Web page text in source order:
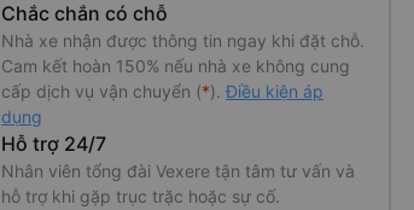
Chắc chắn có chỗ
Nhà xe nhận được thông tin ngay khi đặt chỗ.
Cam kết hoàn 150% nếu nhà xe không cung
cấp dịch vụ vận chuyển (*). Điều kiện áp
dụng
Hỗ trợ 24/7
Nhân viên tổng đài Vexere tận tâm tư vấn và
hỗ trợ khi gặp trục trặc hoặc sự cố.